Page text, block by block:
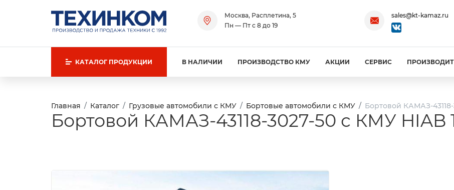
Москва, Расплетина, 5
Пн — Пт с 8 до 19
sales@kt-kamaz.ru
КАТАЛОГ ПРОДУКЦИИ В НАЛИЧИИ ПРОИЗВОДСТВО КМУ АКЦИИ СЕРВИС
Главная Каталог Грузовые автомобили с КМУ Бортовые автомобили с КМУ Бортовой КАМАЗ-
Бортовой КАМАЗ-43118-3027-50 с КМУ HIAB